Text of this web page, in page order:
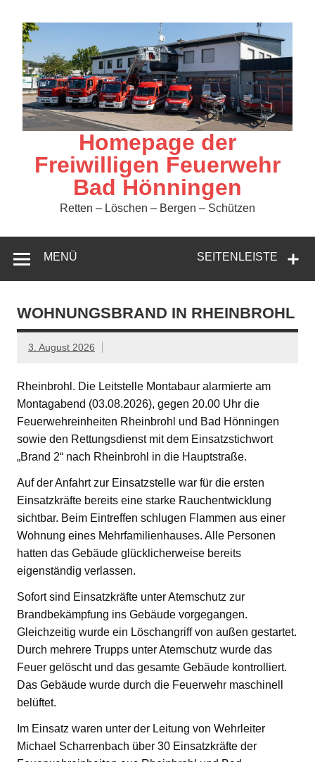
springen
Homepage der
Freiwilligen Feuerwehr
Bad Hönningen
Retten – Löschen – Bergen – Schützen
SEITENLEISTE
MENÜ
WOHNUNGSBRAND IN RHEINBROHL
3. August 2026
Rheinbrohl. Die Leitstelle Montabaur alarmierte am
Montagabend (03.08.2026), gegen 20.00 Uhr die
Feuerwehreinheiten Rheinbrohl und Bad Hönningen
sowie den Rettungsdienst mit dem Einsatzstichwort
„Brand 2“ nach Rheinbrohl in die Hauptstraße.
Auf der Anfahrt zur Einsatzstelle war für die ersten
Einsatzkräfte bereits eine starke Rauchentwicklung
sichtbar. Beim Eintreffen schlugen Flammen aus einer
Wohnung eines Mehrfamilienhauses. Alle Personen
hatten das Gebäude glücklicherweise bereits
eigenständig verlassen.
Sofort sind Einsatzkräfte unter Atemschutz zur
Brandbekämpfung ins Gebäude vorgegangen.
Gleichzeitig wurde ein Löschangriff von außen gestartet.
Durch mehrere Trupps unter Atemschutz wurde das
Feuer gelöscht und das gesamte Gebäude kontrolliert.
Das Gebäude wurde durch die Feuerwehr maschinell
belüftet.
Im Einsatz waren unter der Leitung von Wehrleiter
Michael Scharrenbach über 30 Einsatzkräfte der